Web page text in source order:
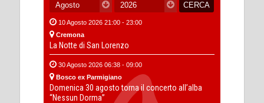
10 Agosto 2026 21:00 - 23:00
Cremona
La Notte di San Lorenzo
30 Agosto 2026 06:38 - 09:00
Bosco ex Parmigiano
Domenica 30 agosto torna il concerto all’alba
“Nessun Dorma”